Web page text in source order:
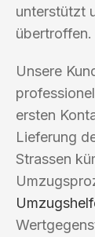
unterstützt
übertroffen.
Unsere
ersten
Lieferung
Strassen